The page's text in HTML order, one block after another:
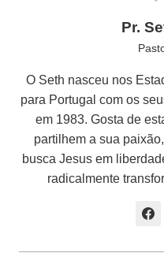
Pr.
O Seth nasceu nos
para Portugal com os
em 1983. Gosta de
partilhem a sua
busca Jesus em
radicalmente